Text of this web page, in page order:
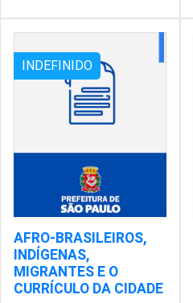
INDEFINIDO
AFRO-BRASILEIROS,
INDÍGENAS,
MIGRANTES E O
CURRÍCULO DA CIDADE